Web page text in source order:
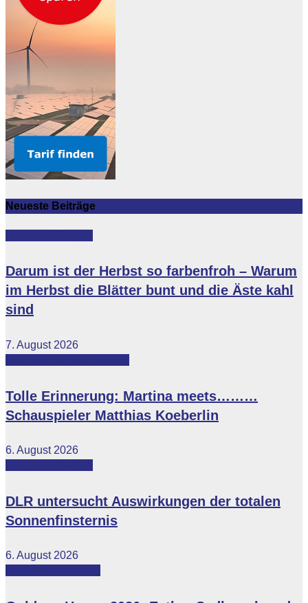
Neueste Beiträge
Darum ist der Herbst so farbenfroh – Warum
im Herbst die Blätter bunt und die Äste kahl
sind
7. August 2026
Tolle Erinnerung: Martina meets………
Schauspieler Matthias Koeberlin
6. August 2026
DLR untersucht Auswirkungen der totalen
Sonnenfinsternis
6. August 2026